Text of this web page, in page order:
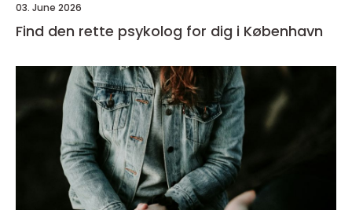
03. June 2026
Find den rette psykolog for dig i København